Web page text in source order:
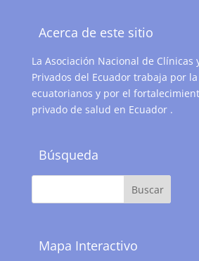
Acerca de este sitio
La Asociación Nacional de Clínicas
Privados del Ecuador trabaja por
ecuatorianos y por el
privado de salud en Ecuador .
Búsqueda
Mapa Interactivo